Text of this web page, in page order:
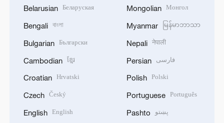
Belarusian Беларуская
Bengali বাংলা
Bulgarian Български
Cambodian ខ្មែរ
Croatian Hrvatski
Czech Český
English English
Mongolian Монгол
Myanmar မြန်မာဘာသာ
Nepali नेपाली
Persian فارسی
Polish Polski
Portuguese Português
Pashto پښتو